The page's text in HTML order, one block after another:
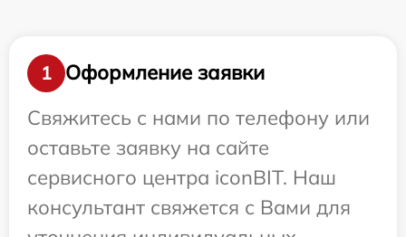
1
Оформление заявки
Свяжитесь с нами по телефону или
оставьте заявку на сайте
сервисного центра iconBIT. Наш
консультант свяжется с Вами для